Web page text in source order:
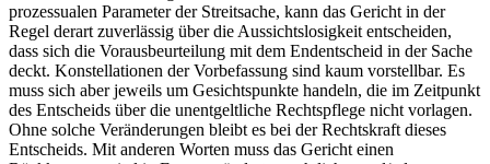
prozessualen Parameter der Streitsache, kann das Gericht in der
Regel derart zuverlässig über die Aussichtslosigkeit entscheiden,
dass sich die Vorausbeurteilung mit dem Endentscheid in der Sache
deckt. Konstellationen der Vorbefassung sind kaum vorstellbar. Es
muss sich aber jeweils um Gesichtspunkte handeln, die im Zeitpunkt
des Entscheids über die unentgeltliche Rechtspflege nicht vorlagen.
Ohne solche Veränderungen bleibt es bei der Rechtskraft dieses
Entscheids. Mit anderen Worten muss das Gericht einen